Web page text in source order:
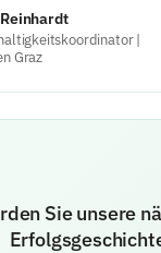
|
Graz
Sie unsere